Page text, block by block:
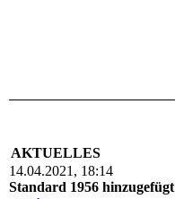
AKTUELLES
14.04.2021, 18:14
Standard 1956 hinzugefügt